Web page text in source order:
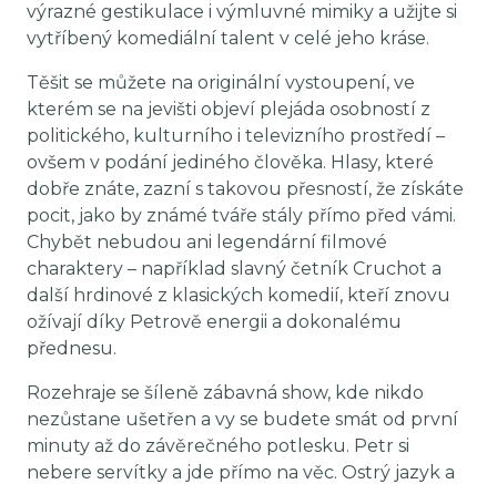
výrazné gestikulace i výmluvné mimiky a užijte si
vytříbený komediální talent v celé jeho kráse.
Těšit se můžete na originální vystoupení, ve
kterém se na jevišti objeví plejáda osobností z
politického, kulturního i televizního prostředí –
ovšem v podání jediného člověka. Hlasy, které
dobře znáte, zazní s takovou přesností, že získáte
pocit, jako by známé tváře stály přímo před vámi.
Chybět nebudou ani legendární filmové
charaktery – například slavný četník Cruchot a
další hrdinové z klasických komedií, kteří znovu
ožívají díky Petrově energii a dokonalému
přednesu.
Rozehraje se šíleně zábavná show, kde nikdo
nezůstane ušetřen a vy se budete smát od první
minuty až do závěrečného potlesku. Petr si
nebere servítky a jde přímo na věc. Ostrý jazyk a